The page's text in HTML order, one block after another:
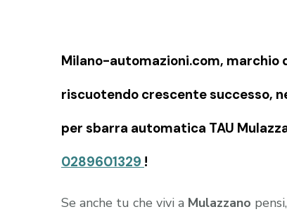
Milano-automazioni.com, marchio
riscuotendo crescente successo,
per sbarra automatica TAU
0289601329 !
Se anche tu che vivi a Mulazzano